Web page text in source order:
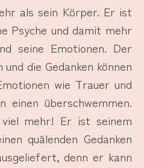
als sein Körper. Er ist
Psyche und damit mehr
seine Emotionen. Der
die Gedanken können
wie Trauer und
einen überschwemmen.
mehr! Er ist seinem
quälenden Gedanken
denn er kann